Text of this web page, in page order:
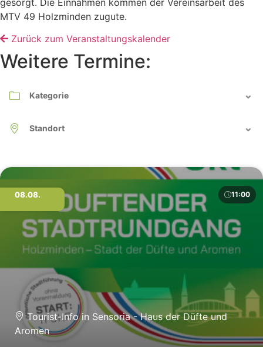
MTV 49 Holzminden zugute.
Zurück zum Veranstaltungskalender
Weitere Termine:
08.08. 11:00
Tourist-Info in Sensoria - Haus der Düfte und
Aromen